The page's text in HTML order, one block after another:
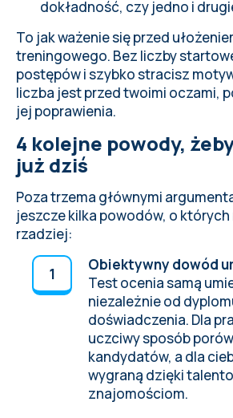
dokładność, czy jedno i
To jak ważenie się przed
treningowego. Bez liczby
postępów i szybko stracisz
liczba jest przed twoimi oczami,
jej poprawienia.
4 kolejne powody,
już dziś
Poza trzema głównymi
jeszcze kilka powodów, o których
rzadziej:
Obiektywny dowód
Test ocenia samą
niezależnie od
doświadczenia. Dla
uczciwy sposób
kandydatów, a dla
wygraną dzięki
znajomościom.